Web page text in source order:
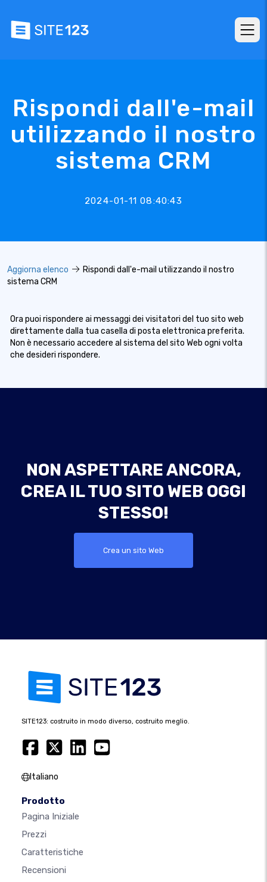
Rispondi dall'e-mail
utilizzando il nostro
sistema CRM
2024-01-11 08:40:43
Aggiorna elenco
Rispondi dall'e-mail utilizzando il nostro
sistema CRM
Ora puoi rispondere ai messaggi dei visitatori del tuo sito web
direttamente dalla tua casella di posta elettronica preferita.
Non è necessario accedere al sistema del sito Web ogni volta
che desideri rispondere.
NON ASPETTARE ANCORA,
CREA IL TUO SITO WEB OGGI
STESSO!
Crea un sito Web
SITE123: costruito in modo diverso, costruito meglio.
Italiano
Prodotto
Pagina Iniziale
Prezzi
Caratteristiche
Recensioni